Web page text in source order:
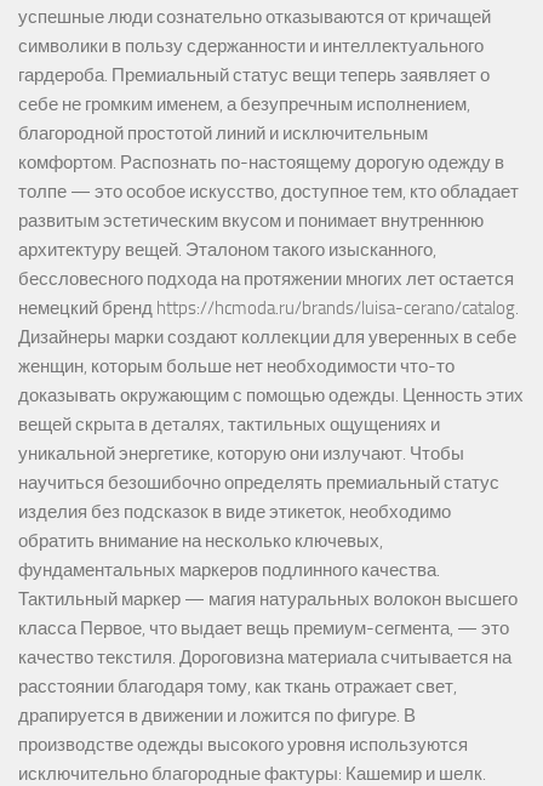
успешные люди сознательно отказываются от кричащей
символики в пользу сдержанности и интеллектуального
гардероба. Премиальный статус вещи теперь заявляет о
себе не громким именем, а безупречным исполнением,
благородной простотой линий и исключительным
комфортом. Распознать по-настоящему дорогую одежду в
толпе — это особое искусство, доступное тем, кто обладает
развитым эстетическим вкусом и понимает внутреннюю
архитектуру вещей. Эталоном такого изысканного,
бессловесного подхода на протяжении многих лет остается
немецкий бренд https://hcmoda.ru/brands/luisa-cerano/catalog.
Дизайнеры марки создают коллекции для уверенных в себе
женщин, которым больше нет необходимости что-то
доказывать окружающим с помощью одежды. Ценность этих
вещей скрыта в деталях, тактильных ощущениях и
уникальной энергетике, которую они излучают. Чтобы
научиться безошибочно определять премиальный статус
изделия без подсказок в виде этикеток, необходимо
обратить внимание на несколько ключевых,
фундаментальных маркеров подлинного качества.
Тактильный маркер — магия натуральных волокон высшего
класса Первое, что выдает вещь премиум-сегмента, — это
качество текстиля. Дороговизна материала считывается на
расстоянии благодаря тому, как ткань отражает свет,
драпируется в движении и ложится по фигуре. В
производстве одежды высокого уровня используются
исключительно благородные фактуры: Кашемир и шелк.